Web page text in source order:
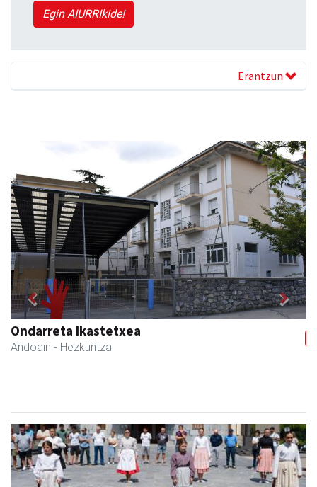
Egin AIURRIkide!
Erantzun
Ondarreta Ikastetxea
Andoain - Hezkuntza
Previous Next